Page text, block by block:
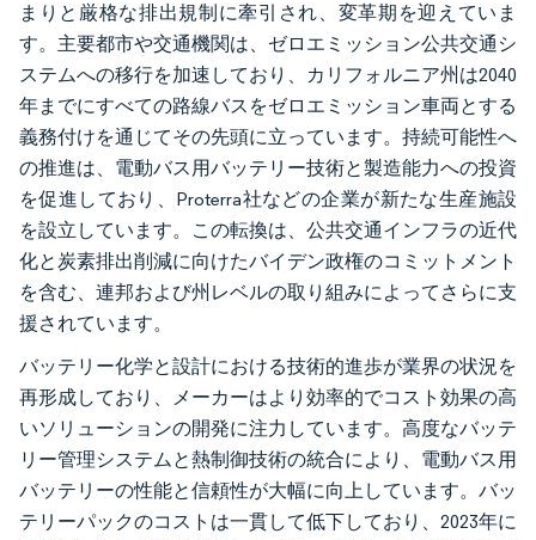
まりと厳格な排出規制に牽引され、変革期を迎えていま
す。主要都市や交通機関は、ゼロエミッション公共交通シ
ステムへの移行を加速しており、カリフォルニア州は2040
年までにすべての路線バスをゼロエミッション車両とする
義務付けを通じてその先頭に立っています。持続可能性へ
の推進は、電動バス用バッテリー技術と製造能力への投資
を促進しており、Proterra社などの企業が新たな生産施設
を設立しています。この転換は、公共交通インフラの近代
化と炭素排出削減に向けたバイデン政権のコミットメント
を含む、連邦および州レベルの取り組みによってさらに支
援されています。
バッテリー化学と設計における技術的進歩が業界の状況を
再形成しており、メーカーはより効率的でコスト効果の高
いソリューションの開発に注力しています。高度なバッテ
リー管理システムと熱制御技術の統合により、電動バス用
バッテリーの性能と信頼性が大幅に向上しています。バッ
テリーパックのコストは一貫して低下しており、2023年に